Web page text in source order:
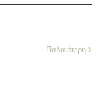
Παλαιότερη